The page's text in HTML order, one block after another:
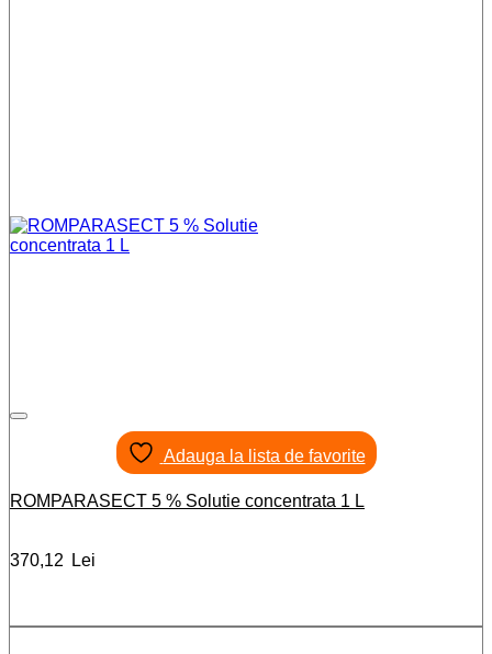
Adauga la lista de favorite
ROMPARASECT 5 % Solutie concentrata 1 L
370,12 Lei